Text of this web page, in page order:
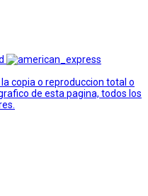
copia o reproduccion total o
de esta pagina, todos los